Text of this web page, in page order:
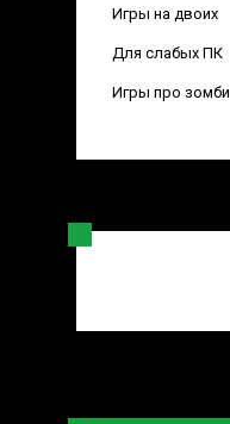
Игры на двоих
Для слабых ПК
Игры про зомби